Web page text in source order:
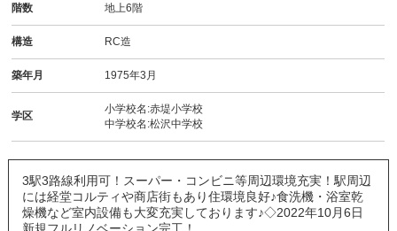
階数 地上6階
構造 RC造
築年月 1975年3月
学区
小学校名:赤堤小学校
中学校名:松沢中学校
3駅3路線利用可！スーパー・コンビニ等周辺環境充実！駅周辺
には経堂コルティや商店街もあり住環境良好♪食洗機・浴室乾
燥機など室内設備も大変充実しております♪◇2022年10月6日
新規フルリノベーション完工！